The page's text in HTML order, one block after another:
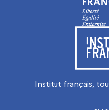
Visiter le site
Institut français,